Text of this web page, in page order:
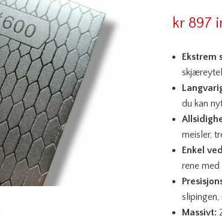
kr 897
Ekstrem
du kan
meisler,
Enkel
rene
slipingen,
Massivt: